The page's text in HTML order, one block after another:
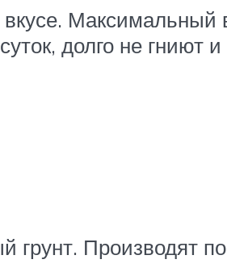
вкусе.
долго не гниют и
грунт. Производят